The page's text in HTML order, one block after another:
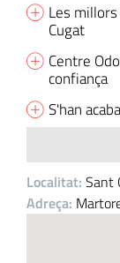
Les
Cugat
Centre
confiança
S'han
Localitat: Sant
Adreça: